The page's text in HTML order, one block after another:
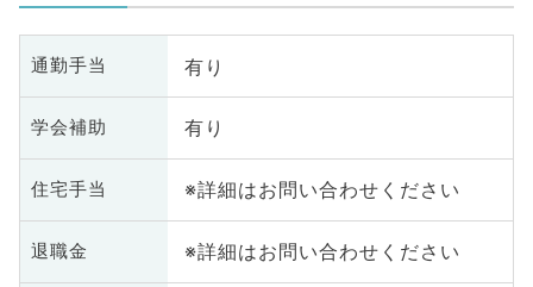
通勤手当 有り
学会補助 有り
住宅手当 ※詳細はお問い合わせください
退職金 ※詳細はお問い合わせください